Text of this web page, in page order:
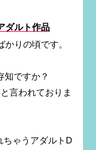
ダルト作品
りの頃です。
知ですか？
言われておりま
ちゃうアダルトD